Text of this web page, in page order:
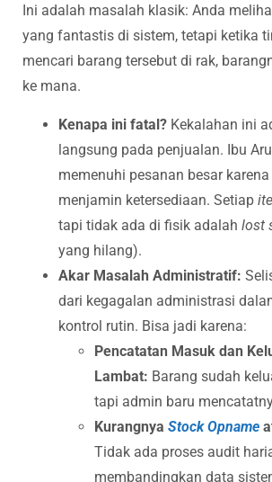
Ini adalah masalah klasik: Anda
yang fantastis di sistem, tetapi ketika
mencari barang tersebut di rak,
ke mana.
Kenapa ini fatal? Kekalahan ini
langsung pada penjualan. Ibu
memenuhi pesanan besar
menjamin ketersediaan. Setiap
tapi tidak ada di fisik adalah lost
yang hilang).
Akar Masalah Administratif:
dari kegagalan administrasi
kontrol rutin. Bisa jadi karena:
Pencatatan Masuk dan
Lambat: Barang sudah
tapi admin baru
Kurangnya Stock Opname
Tidak ada proses audit
membandingkan data